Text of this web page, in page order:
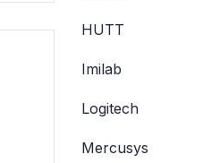
HUTT
Imilab
Logitech
Mercusys